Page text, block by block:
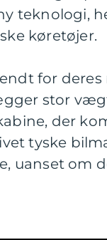
teknologi,
køretøjer.
for
stor
der
tyske
uanset om